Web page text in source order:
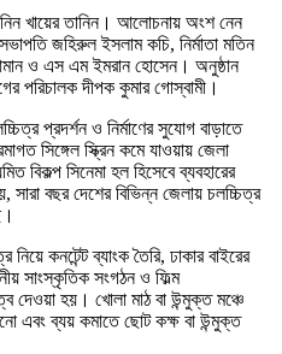
খায়ের তানিন। আলোচনায় অংশ নেন
জহিরুল ইসলাম কচি, নির্মাতা মতিন
ও এস এম ইমরান হোসেন। অনুষ্ঠান
পরিচালক দীপক কুমার গোস্বামী।
প্রদর্শন ও নির্মাণের সুযোগ বাড়াতে
সিঙ্গেল স্ক্রিন কমে যাওয়ায় জেলা
বিকল্প সিনেমা হল হিসেবে ব্যবহারের
বছর দেশের বিভিন্ন জেলায় চলচ্চিত্র
নিয়ে কনটেন্ট ব্যাংক তৈরি, ঢাকার বাইরের
সাংস্কৃতিক সংগঠন ও ফিল্ম
হয়। খোলা মাঠ বা উন্মুক্ত মঞ্চে
এবং ব্যয় কমাতে ছোট কক্ষ বা উন্মুক্ত